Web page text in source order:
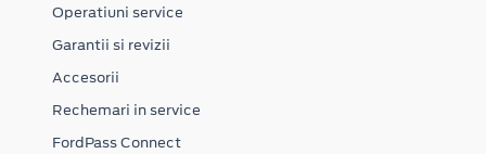
Operatiuni service
Garantii si revizii
Accesorii
Rechemari in service
FordPass Connect